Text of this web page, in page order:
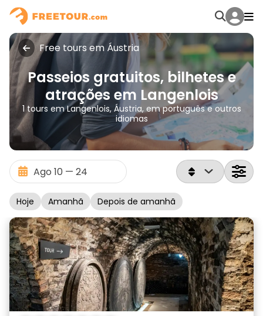
Free tours em Áustria
Passeios gratuitos, bilhetes e
atrações em Langenlois
1 tours em Langenlois, Áustria, em português e outros
idiomas
Hoje Amanhã Depois de amanhã